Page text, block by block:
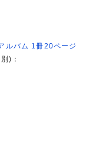
ルバム 1冊20ページ
)：